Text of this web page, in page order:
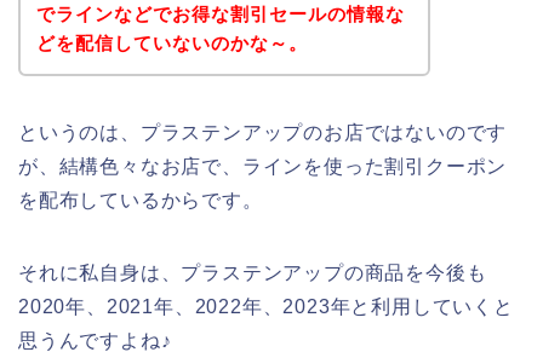
でラインなどでお得な割引セールの情報な
どを配信していないのかな～。
というのは、プラステンアップのお店ではないのです
が、結構色々なお店で、ラインを使った割引クーポン
を配布しているからです。
それに私自身は、プラステンアップの商品を今後も
2020年、2021年、2022年、2023年と利用していくと
思うんですよね♪